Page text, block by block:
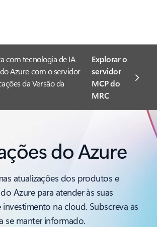
com tecnologia de IA
Azure com o servidor
da Versão da
Explorar o
servidor
MCP do
MRC
do Azure
atualizações dos produtos e
Azure para atender às suas
investimento na cloud. Subscreva as
se manter informado.